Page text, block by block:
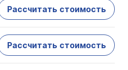
Рассчитать стоимость
Рассчитать стоимость